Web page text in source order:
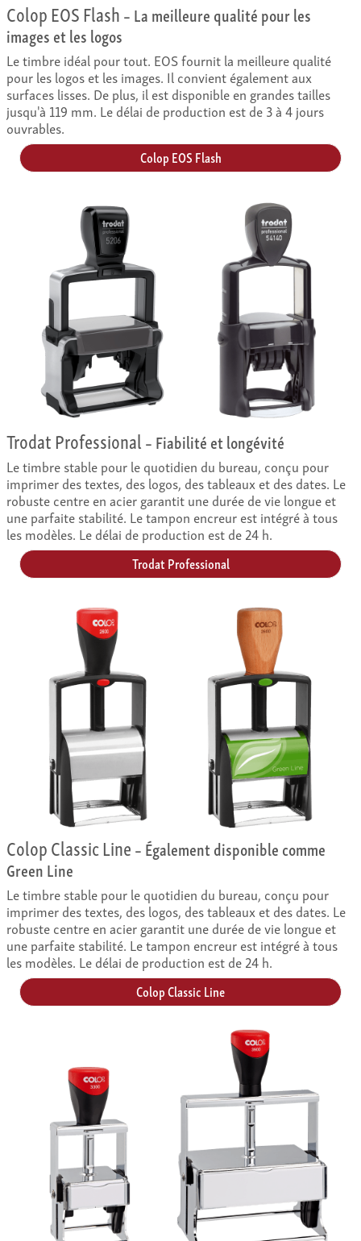
Colop EOS Flash– La meilleure qualité pour les
images et les logos
Le timbre idéal pour tout. EOS fournit la meilleure qualité
pour les logos et les images. Il convient également aux
surfaces lisses. De plus, il est disponible en grandes tailles
jusqu'à 119 mm. Le délai de production est de 3 à 4 jours
ouvrables.
Colop EOS Flash
Trodat Professional– Fiabilité et longévité
Le timbre stable pour le quotidien du bureau, conçu pour
imprimer des textes, des logos, des tableaux et des dates. Le
robuste centre en acier garantit une durée de vie longue et
une parfaite stabilité. Le tampon encreur est intégré à tous
les modèles. Le délai de production est de 24 h.
Trodat Professional
Colop Classic Line– Également disponible comme
Green Line
Le timbre stable pour le quotidien du bureau, conçu pour
imprimer des textes, des logos, des tableaux et des dates. Le
robuste centre en acier garantit une durée de vie longue et
une parfaite stabilité. Le tampon encreur est intégré à tous
les modèles. Le délai de production est de 24 h.
Colop Classic Line